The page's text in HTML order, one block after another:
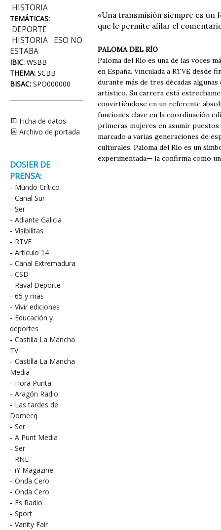
HISTORIA
TEMÁTICAS:
DEPORTE
HISTORIA
ESO NO
ESTABA
IBIC: WSBB
THEMA: SCBB
BISAC: SPO000000
Ficha de datos
Archivo de portada
DOSIER DE
PRENSA:
- Mundo Crítico
- Canal Sur
- Ser
- Adiante Galicia
- Visibilitas
- RTVE
- Artículo 14
- Canal Extremadura
- CSD
- Raval Deporte
- 65 y mas
- Vivir ediciones
- Educación y
deportes
- Castilla La Mancha
TV
- Castilla La Mancha
Media
- Hora Punta
- Aragón Radio
- Las tardes de
Domecq
- Ser
- A Punt Media
- Ser
- RNE
- iY Magazine
- Onda Cero
- Onda Cero
- Es Radio
- Sport
- Vanity Fair
«Una transmisión siempre es un
que le permite afilar el
PALOMA DEL RÍO
Paloma del Río es una de las voces
en España. Vinculada a RTVE desde
durante más de tres décadas
artístico. Su carrera está
convirtiéndose en un referente
funciones clave en la coordinación
primeras mujeres en asumir
marcado a varias generaciones de
culturales, Paloma del Río es un
experimentada— la confirma como